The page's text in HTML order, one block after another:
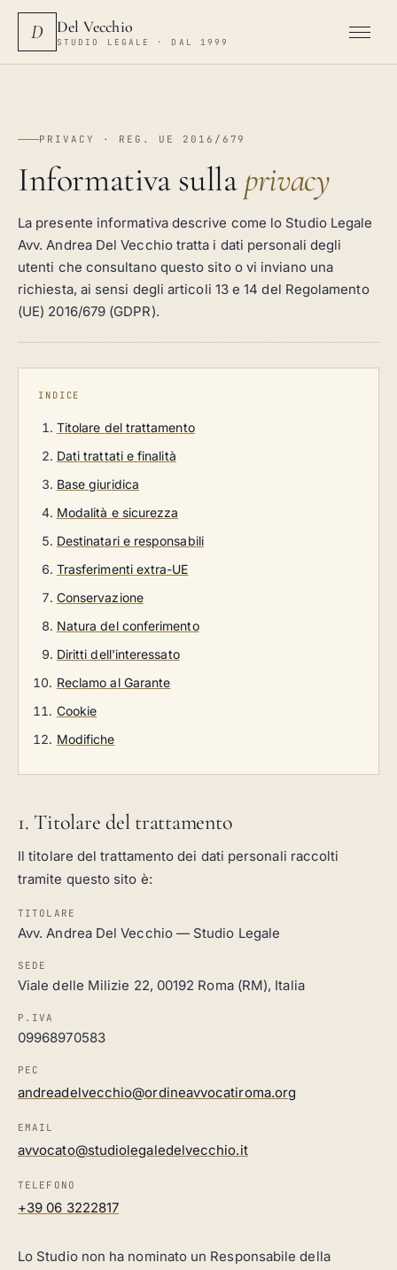
D Del Vecchio
STUDIO LEGALE · DAL 1999
PRIVACY · REG. UE 2016/679
Informativa sullaprivacy
La presente informativa descrive come lo Studio Legale
Avv. Andrea Del Vecchio tratta i dati personali degli
utenti che consultano questo sito o vi inviano una
richiesta, ai sensi degli articoli 13 e 14 del Regolamento
(UE) 2016/679 (GDPR).
INDICE
Titolare del trattamento
Dati trattati e finalità
Base giuridica
Modalità e sicurezza
Destinatari e responsabili
Trasferimenti extra-UE
Conservazione
Natura del conferimento
Diritti dell'interessato
Reclamo al Garante
Cookie
Modifiche
1. Titolare del trattamento
Il titolare del trattamento dei dati personali raccolti
tramite questo sito è:
TITOLARE
Avv. Andrea Del Vecchio — Studio Legale
SEDE
Viale delle Milizie 22, 00192 Roma (RM), Italia
P.IVA
09968970583
PEC
andreadelvecchio@ordineavvocatiroma.org
EMAIL
avvocato@studiolegaledelvecchio.it
TELEFONO
+39 06 3222817
Lo Studio non ha nominato un Responsabile della